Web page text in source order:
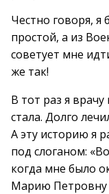
Честно говоря, я
простой, а из
советует мне
же так!
В тот раз я
стала. Долго
А эту историю я
под слоганом:
когда мне было
Марию Петровну